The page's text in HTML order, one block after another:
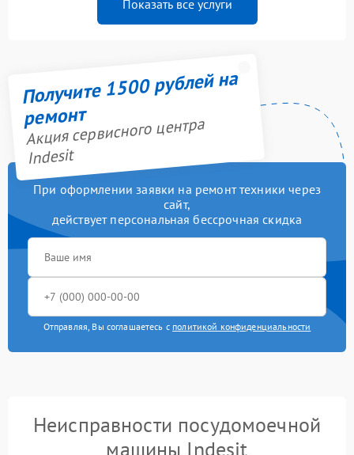
Показать все услуги
Получите 1500 рублей на
ремонт
Акция сервисного центра
Indesit
При оформлении заявки на ремонт техники через
сайт,
действует персональная бессрочная скидка
Отправляя, Вы соглашаетесь с политикой конфиденциальности
Неисправности посудомоечной
машины Indesit